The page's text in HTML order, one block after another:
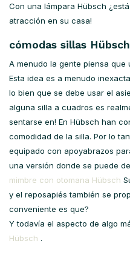
Con una lámpara Hübsch
atracción en su casa!
cómodas sillas Hübsch
A menudo la gente piensa que
Esta idea es a menudo
lo bien que se debe usar el
alguna silla a cuadros es
sentarse en! En Hübsch han
comodidad de la silla. Por lo
equipado con apoyabrazos
una versión donde se puede
mimbre con otomana Hübsch
y el reposapiés también se
conveniente es que?
Y todavía el aspecto de algo
Hübsch .